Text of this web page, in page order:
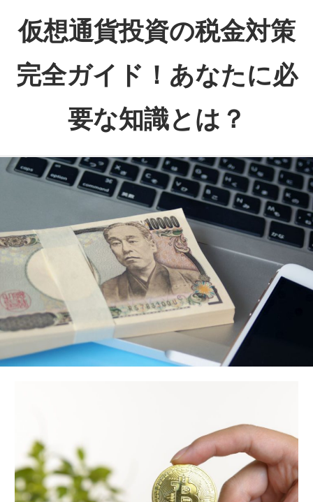
ッ
仮想通貨投資の税金対策
完全ガイド！あなたに必
要な知識とは？
想
で
得
た
利
益
を
守
る！
策
の
決